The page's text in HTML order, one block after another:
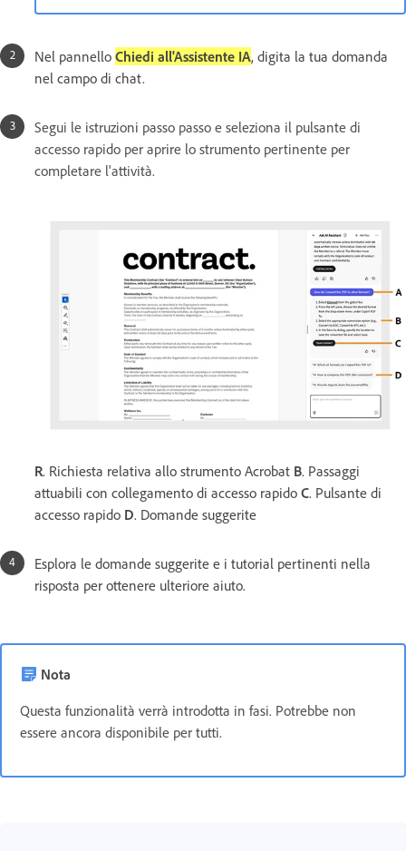
Nel pannello Chiedi all'Assistente IA, digita la tua domanda
nel campo di chat.
Segui le istruzioni passo passo e seleziona il pulsante di
accesso rapido per aprire lo strumento pertinente per
completare l'attività.
R. Richiesta relativa allo strumento Acrobat B. Passaggi
attuabili con collegamento di accesso rapido C. Pulsante di
accesso rapido D. Domande suggerite
Esplora le domande suggerite e i tutorial pertinenti nella
risposta per ottenere ulteriore aiuto.
Nota
Questa funzionalità verrà introdotta in fasi. Potrebbe non
essere ancora disponibile per tutti.